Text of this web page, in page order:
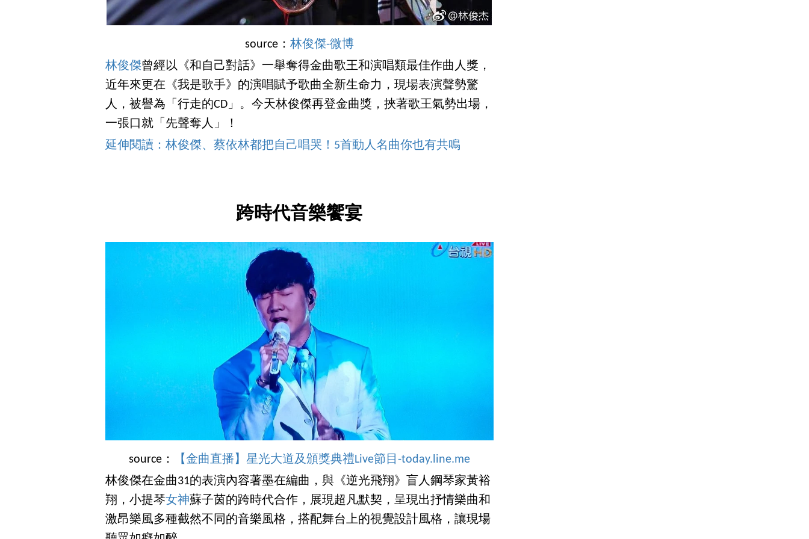
source： 林俊傑-微博
林俊傑曾經以《和自己對話》一舉奪得金曲歌王和演唱類最佳作曲人獎，
近年來更在《我是歌手》的演唱賦予歌曲全新生命力，現場表演聲勢驚
人，被譽為「行走的CD」。今天林俊傑再登金曲獎，挾著歌王氣勢出場，
一張口就「先聲奪人」！
延伸閱讀：林俊傑、蔡依林都把自己唱哭！5首動人名曲你也有共鳴
跨時代音樂饗宴
source：
【金曲直播】星光大道及頒獎典禮Live節目-today.line.me
林俊傑在金曲31的表演內容著墨在編曲，與《逆光飛翔》盲人鋼琴家黃裕
翔，小提琴女神蘇子茵的跨時代合作，展現超凡默契，呈現出抒情樂曲和
激昂樂風多種截然不同的音樂風格，搭配舞台上的視覺設計風格，讓現場